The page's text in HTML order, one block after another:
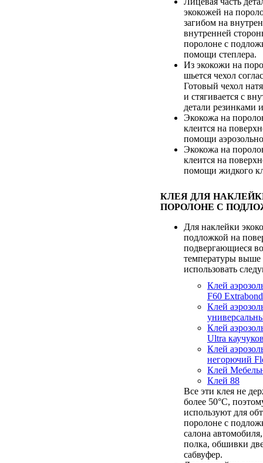
экокожей на
загибом на
внутренней
поролоне с
помощи степлера.
Из экокожи на
шьется чехол
Готовый чехол
и стягивается с
детали резинками
Экокожа на
клеится на
помощи
Экокожа на
клеится на
помощи жидкого
КЛЕЯ ДЛЯ
ПОРОЛОНЕ С
Для наклейки
подложкой на
подвергающиеся
температуры выше
использовать
Клей
F60 Extrabond
Клей
Клей
Ultra
Клей
негорючий
Клей
Клей 88
Все эти клея не
более 50°С,
используют для
поролоне с
салона
полка, обшивки
сабвуфер.